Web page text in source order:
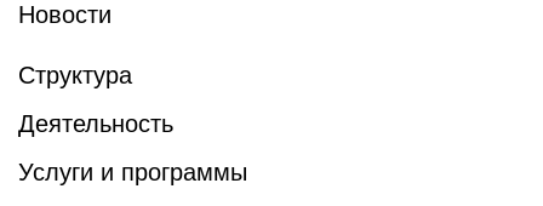
Новости
Структура
Деятельность
Услуги и программы